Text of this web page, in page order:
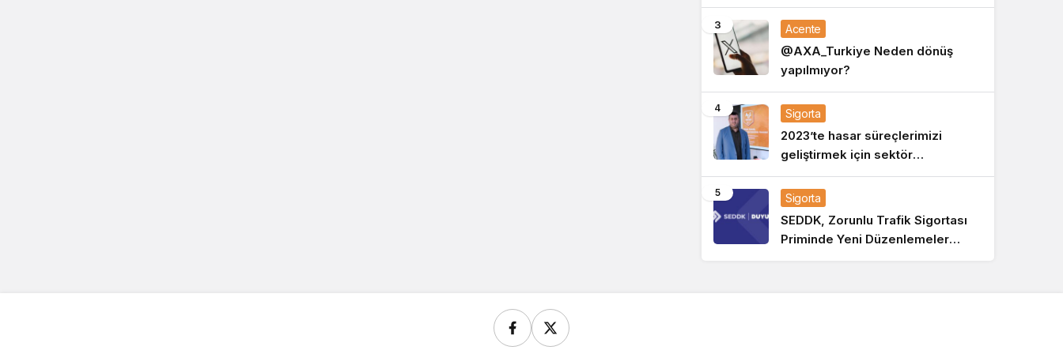
birinci sıraya yükseldi
3 Acente
@AXA_Turkiye Neden dönüş
yapılmıyor?
4 Sigorta
2023’te hasar süreçlerimizi
geliştirmek için sektör
ortalamasının üstünde yatırım
yaptık
5 Sigorta
SEDDK, Zorunlu Trafik Sigortası
Priminde Yeni Düzenlemeler